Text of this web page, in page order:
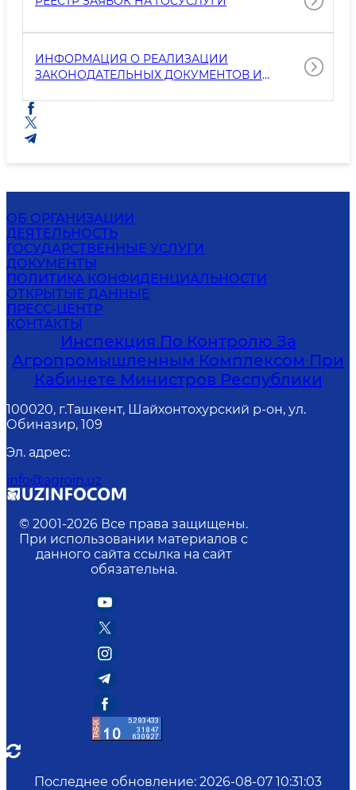
ИНФОРМАЦИЯ О РЕАЛИЗАЦИИ
ЗАКОНОДАТЕЛЬНЫХ ДОКУМЕНТОВ И
ОБ ОРГАНИЗАЦИИ
ДЕЯТЕЛЬНОСТЬ
ГОСУДАРСТВЕННЫЕ УСЛУГИ
ДОКУМЕНТЫ
ПОЛИТИКА КОНФИДЕНЦИАЛЬНОСТИ
ОТКРЫТЫЕ ДАННЫЕ
ПРЕСС-ЦЕНТР
КОНТАКТЫ
Инспекция По Контролю За
Агропромышленным Комплексом При
Кабинете Министров Республики
100020, г.Ташкент, Шайхонтохурский р-он, ул.
Обиназир, 109
Эл. адрес:
info@agroin.uz
© 2001-2026 Все права защищены.
При использовании материалов с
данного сайта ссылка на сайт
обязательна.
Последнее обновление: 2026-08-07 10:31:03